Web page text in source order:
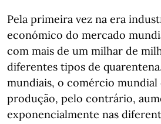
Pela primeira vez na era
económico do mercado
com mais de um milhar de
diferentes tipos de
mundiais, o comércio mundial
produção, pelo contrário,
exponencialmente nas